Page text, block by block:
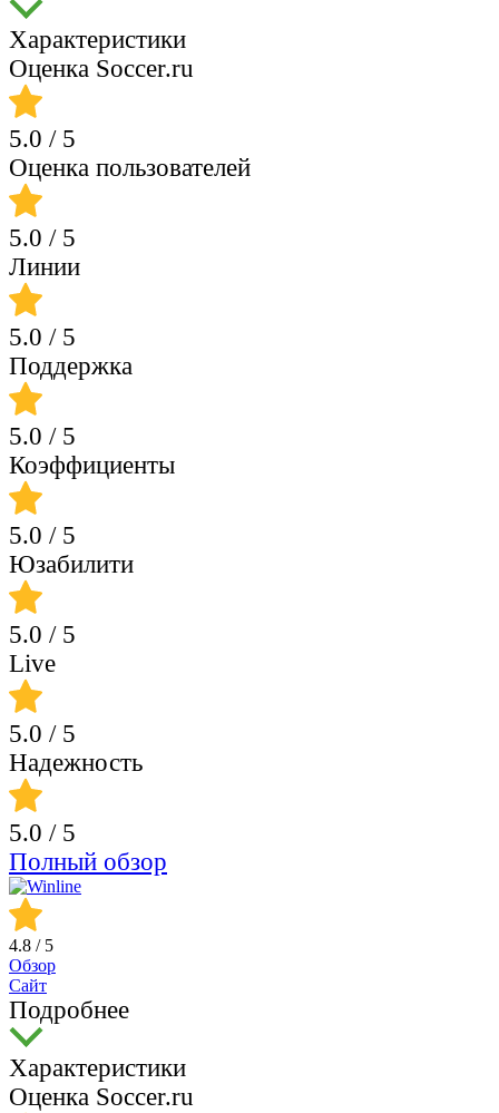
Характеристики
Оценка Soccer.ru
5.0 / 5
Оценка пользователей
5.0 / 5
Линии
5.0 / 5
Поддержка
5.0 / 5
Коэффициенты
5.0 / 5
Юзабилити
5.0 / 5
Live
5.0 / 5
Надежность
5.0 / 5
Полный обзор
4.8 / 5
Обзор
Сайт
Подробнее
Характеристики
Оценка Soccer.ru